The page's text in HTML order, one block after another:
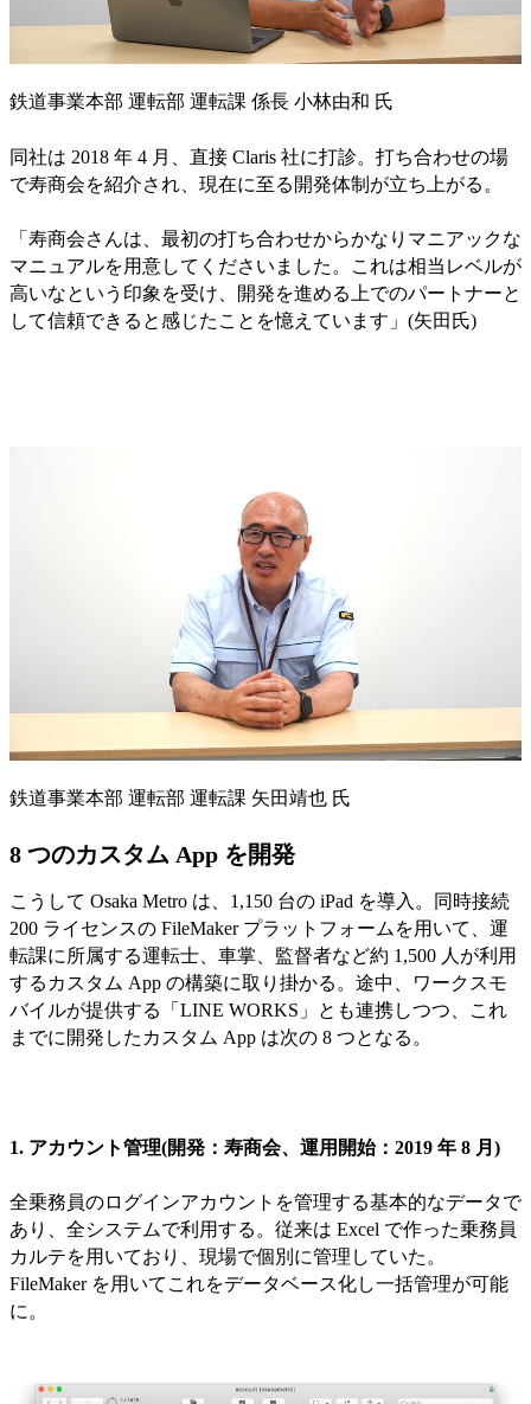
鉄道事業本部 運転部 運転課 係長 小林由和 氏
同社は 2018 年 4 月、直接 Claris 社に打診。打ち合わせの場
で寿商会を紹介され、現在に至る開発体制が立ち上がる。
「寿商会さんは、最初の打ち合わせからかなりマニアックな
マニュアルを用意してくださいました。これは相当レベルが
高いなという印象を受け、開発を進める上でのパートナーと
して信頼できると感じたことを憶えています」(矢田氏)
鉄道事業本部 運転部 運転課 矢田靖也 氏
8 つのカスタム App を開発
こうして Osaka Metro は、1,150 台の iPad を導入。同時接続
200 ライセンスの FileMaker プラットフォームを用いて、運
転課に所属する運転士、車掌、監督者など約 1,500 人が利用
するカスタム App の構築に取り掛かる。途中、ワークスモ
バイルが提供する「LINE WORKS」とも連携しつつ、これ
までに開発したカスタム App は次の 8 つとなる。
1. アカウント管理(開発：寿商会、運用開始：2019 年 8 月)
全乗務員のログインアカウントを管理する基本的なデータで
あり、全システムで利用する。従来は Excel で作った乗務員
カルテを用いており、現場で個別に管理していた。
FileMaker を用いてこれをデータベース化し一括管理が可能
に。